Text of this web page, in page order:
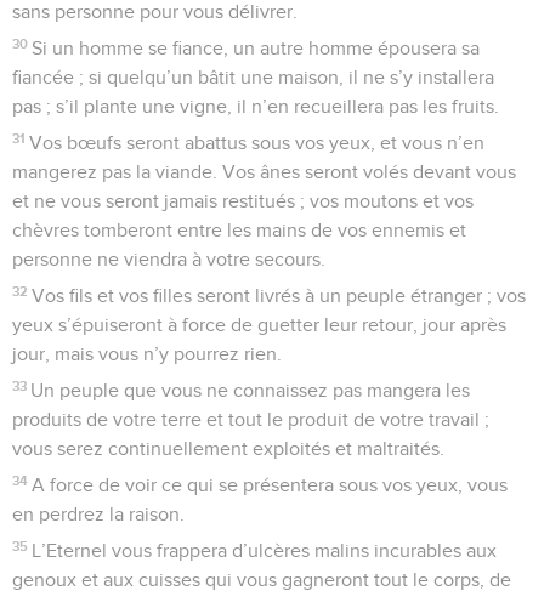
sans personne pour vous délivrer.
30 Si un homme se fiance, un autre homme épousera sa
fiancée ; si quelqu’un bâtit une maison, il ne s’y installera
pas ; s’il plante une vigne, il n’en recueillera pas les fruits.
31 Vos bœufs seront abattus sous vos yeux, et vous n’en
mangerez pas la viande. Vos ânes seront volés devant vous
et ne vous seront jamais restitués ; vos moutons et vos
chèvres tomberont entre les mains de vos ennemis et
personne ne viendra à votre secours.
32 Vos fils et vos filles seront livrés à un peuple étranger ; vos
yeux s’épuiseront à force de guetter leur retour, jour après
jour, mais vous n’y pourrez rien.
33 Un peuple que vous ne connaissez pas mangera les
produits de votre terre et tout le produit de votre travail ;
vous serez continuellement exploités et maltraités.
34 A force de voir ce qui se présentera sous vos yeux, vous
en perdrez la raison.
35 L’Eternel vous frappera d’ulcères malins incurables aux
genoux et aux cuisses qui vous gagneront tout le corps, de